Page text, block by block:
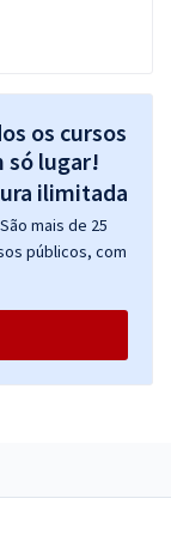
os cursos
só lugar!
mais de 25
públicos, com